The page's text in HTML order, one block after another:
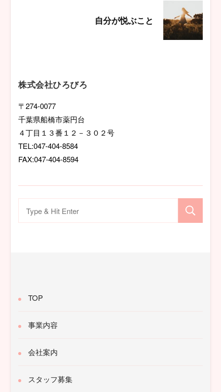
シ
ョ
ン
自分が悦ぶこと
株式会社ひろびろ
〒274-0077
千葉県船橋市薬円台
４丁目１３番１２－３０２号
TEL:047-404-8584
FAX:047-404-8594
TOP
事業内容
会社案内
スタッフ募集